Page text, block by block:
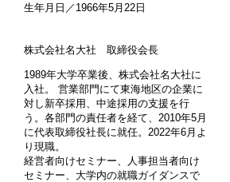
生年月日／1966年5月22日
株式会社名大社 取締役会長
1989年大学卒業後、株式会社名大社に
入社。 営業部門にて東海地区の企業に
対し新卒採用、中途採用の支援を行
う。各部門の責任者を経て、2010年5月
に代表取締役社長に就任。2022年6月よ
り現職。
経営者向けセミナー、人事担当者向け
セミナー、大学内の就職ガイダンスで